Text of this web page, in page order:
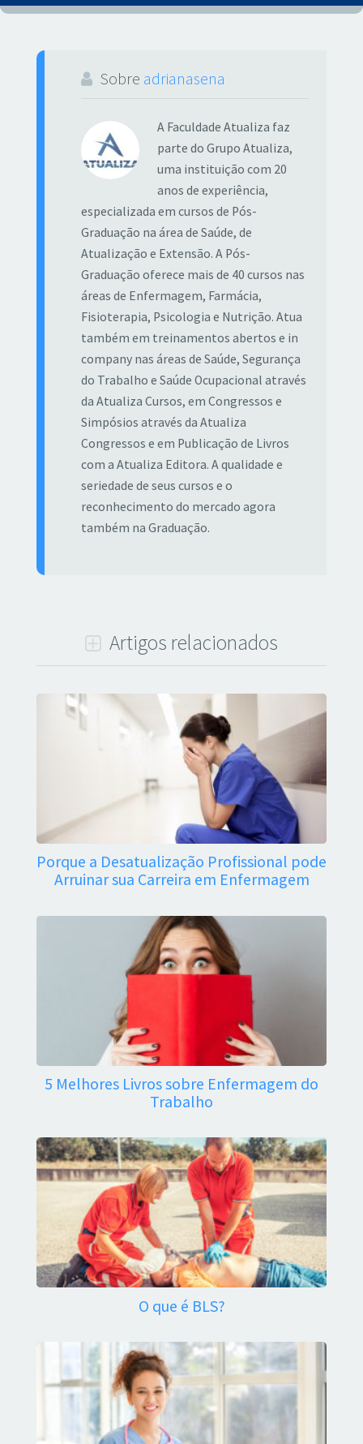
Sobre adrianasena
A Faculdade Atualiza faz
parte do Grupo Atualiza,
uma instituição com 20
anos de experiência,
especializada em cursos de Pós-
Graduação na área de Saúde, de
Atualização e Extensão. A Pós-
Graduação oferece mais de 40 cursos nas
áreas de Enfermagem, Farmácia,
Fisioterapia, Psicologia e Nutrição. Atua
também em treinamentos abertos e in
company nas áreas de Saúde, Segurança
do Trabalho e Saúde Ocupacional através
da Atualiza Cursos, em Congressos e
Simpósios através da Atualiza
Congressos e em Publicação de Livros
com a Atualiza Editora. A qualidade e
seriedade de seus cursos e o
reconhecimento do mercado agora
também na Graduação.
Artigos relacionados
Porque a Desatualização Profissional pode
Arruinar sua Carreira em Enfermagem
5 Melhores Livros sobre Enfermagem do
Trabalho
O que é BLS?